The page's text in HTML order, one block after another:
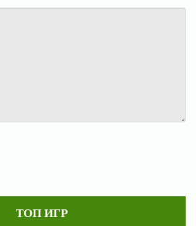
ТОП ИГР